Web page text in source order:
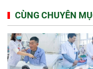
CÙNG CHUYÊN